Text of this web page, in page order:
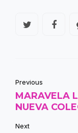
Previous
MARAVELA
NUEVA
Next